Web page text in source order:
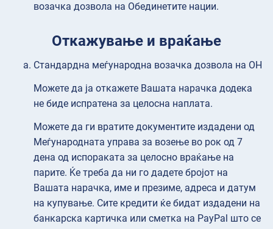
возачка дозвола на Обединетите нации.
Откажување и враќање
Стандардна меѓународна возачка дозвола на ОН
Можете да ја откажете Вашата нарачка додека
не биде испратена за целосна наплата.
Можете да ги вратите документите издадени од
Меѓународната управа за возење во рок од 7
дена од испораката за целосно враќање на
парите. Ќе треба да ни го дадете бројот на
Вашата нарачка, име и презиме, адреса и датум
на купување. Сите кредити ќе бидат издадени на
банкарска картичка или сметка на PayPal што се